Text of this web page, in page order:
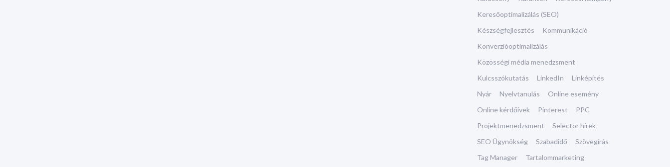
Keresőoptimalizálás (SEO)
Készségfejlesztés
Kommunikáció
Konverzióoptimalizálás
Közösségi média menedzsment
Kulcsszókutatás
LinkedIn
Linképítés
Nyár
Nyelvtanulás
Online esemény
Online kérdőívek
Pinterest
PPC
Projektmenedzsment
Selector hírek
SEO Ügynökség
Szabadidő
Szövegírás
Tag Manager
Tartalommarketing